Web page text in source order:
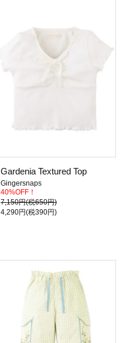
Gardenia Textured Top
Gingersnaps
40%OFF！
7,150円(税650円)
4,290円(税390円)